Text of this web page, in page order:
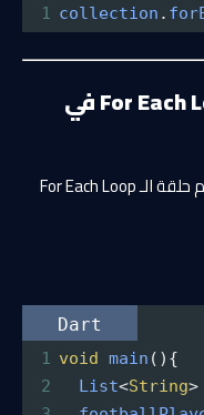
1 collection .
أمثلة على استخدام الـ For Each Loop في
سنقدم أمثلة عملية لتوضيح كيفية استخدام حلقة الـ For Each Loop
Dart
1 void main (){
2
List<String>